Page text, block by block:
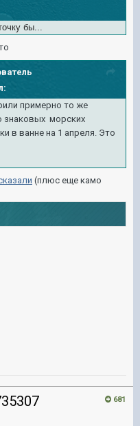
бы...
примерно то же
знаковых морских
в ванне на 1 апреля. Это
(плюс еще камо
681